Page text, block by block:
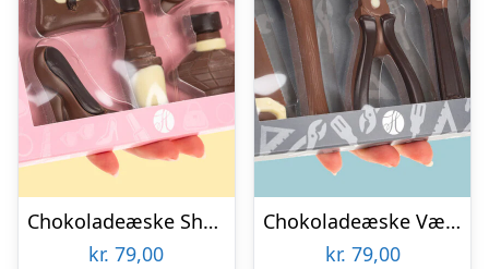
Chokoladeæske Shopping
kr. 79,00
Chokoladeæske Værktøj
kr. 79,00